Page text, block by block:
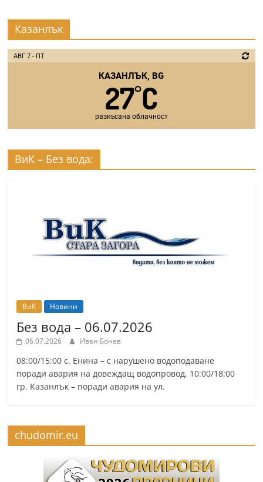
Казанлък
АВГ 7 - ПТ
КАЗАНЛЪК, BG
27°C
разкъсана облачност
ВиК – Без вода:
ВиК Новини
Без вода – 06.07.2026
06.07.2026 Иван Бонев
08:00/15:00 с. Енина – с нарушено водоподаване
поради авария на довеждащ водопровод. 10:00/18:00
гр. Казанлък – поради авария на ул.
chudomir.eu